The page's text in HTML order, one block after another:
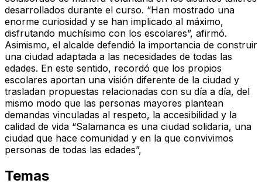
desarrollados durante el curso. “Han mostrado una
enorme curiosidad y se han implicado al máximo,
disfrutando muchísimo con los escolares”, afirmó.
Asimismo, el alcalde defendió la importancia de construir
una ciudad adaptada a las necesidades de todas las
edades. En este sentido, recordó que los propios
escolares aportan una visión diferente de la ciudad y
trasladan propuestas relacionadas con su día a día, del
mismo modo que las personas mayores plantean
demandas vinculadas al respeto, la accesibilidad y la
calidad de vida “Salamanca es una ciudad solidaria, una
ciudad que hace comunidad y en la que convivimos
personas de todas las edades”,
Temas